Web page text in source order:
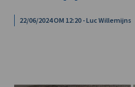
22/06/2024 OM 12:20 - Luc Willemijns